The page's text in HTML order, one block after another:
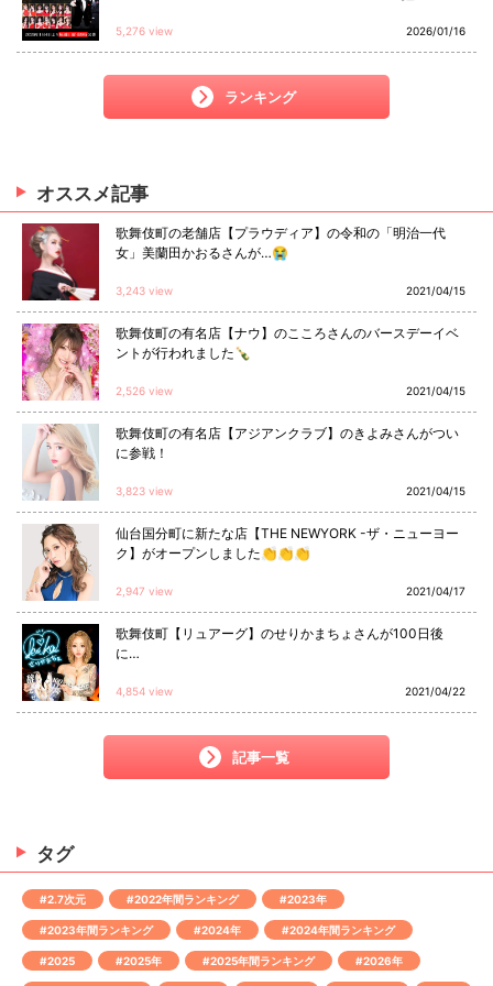
5,276 view 2026/01/16
ランキング
オススメ記事
歌舞伎町の老舗店【プラウディア】の令和の「明治一代
女」美蘭田かおるさんが…😭
3,243 view 2021/04/15
歌舞伎町の有名店【ナウ】のこころさんのバースデーイベ
ントが行われました🍾
2,526 view 2021/04/15
歌舞伎町の有名店【アジアンクラブ】のきよみさんがつい
に参戦！
3,823 view 2021/04/15
仙台国分町に新たな店【THE NEWYORK -ザ・ニューヨー
ク】がオープンしました👏👏👏
2,947 view 2021/04/17
歌舞伎町【リュアーグ】のせりかまちょさんが100日後
に…
4,854 view 2021/04/22
記事一覧
タグ
#2.7次元 #2022年間ランキング #2023年
#2023年間ランキング #2024年 #2024年間ランキング
#2025 #2025年 #2025年間ランキング #2026年